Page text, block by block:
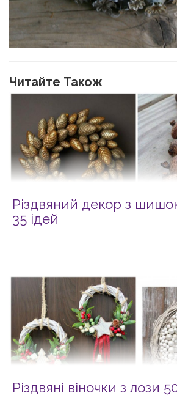
Читайте Також
Різдвяний декор з
35 ідей
Різдвяні віночки з лози